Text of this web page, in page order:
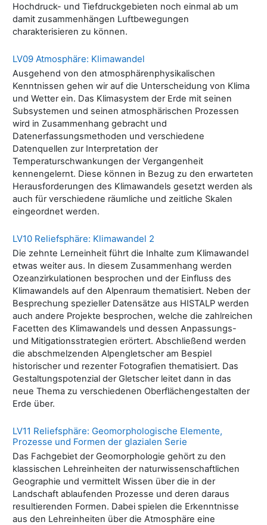
Hochdruck- und Tiefdruckgebieten noch einmal ab um
damit zusammenhängen Luftbewegungen
charakterisieren zu können.
LV09 Atmosphäre: Klimawandel
Ausgehend von den atmosphärenphysikalischen
Kenntnissen gehen wir auf die Unterscheidung von Klima
und Wetter ein. Das Klimasystem der Erde mit seinen
Subsystemen und seinen atmosphärischen Prozessen
wird in Zusammenhang gebracht und
Datenerfassungsmethoden und verschiedene
Datenquellen zur Interpretation der
Temperaturschwankungen der Vergangenheit
kennengelernt. Diese können in Bezug zu den erwarteten
Herausforderungen des Klimawandels gesetzt werden als
auch für verschiedene räumliche und zeitliche Skalen
eingeordnet werden.
LV10 Reliefsphäre: Klimawandel 2
Die zehnte Lerneinheit führt die Inhalte zum Klimawandel
etwas weiter aus. In diesem Zusammenhang werden
Ozeanzirkulationen besprochen und der Einfluss des
Klimawandels auf den Alpenraum thematisiert. Neben der
Besprechung spezieller Datensätze aus HISTALP werden
auch andere Projekte besprochen, welche die zahlreichen
Facetten des Klimawandels und dessen Anpassungs-
und Mitigationsstrategien erörtert. Abschließend werden
die abschmelzenden Alpengletscher am Bespiel
historischer und rezenter Fotografien thematisiert. Das
Gestaltungspotenzial der Gletscher leitet dann in das
neue Thema zu verschiedenen Oberflächengestalten der
Erde über.
LV11 Reliefsphäre: Geomorphologische Elemente,
Prozesse und Formen der glazialen Serie
Das Fachgebiet der Geomorphologie gehört zu den
klassischen Lehreinheiten der naturwissenschaftlichen
Geographie und vermittelt Wissen über die in der
Landschaft ablaufenden Prozesse und deren daraus
resultierenden Formen. Dabei spielen die Erkenntnisse
aus den Lehreinheiten über die Atmosphäre eine